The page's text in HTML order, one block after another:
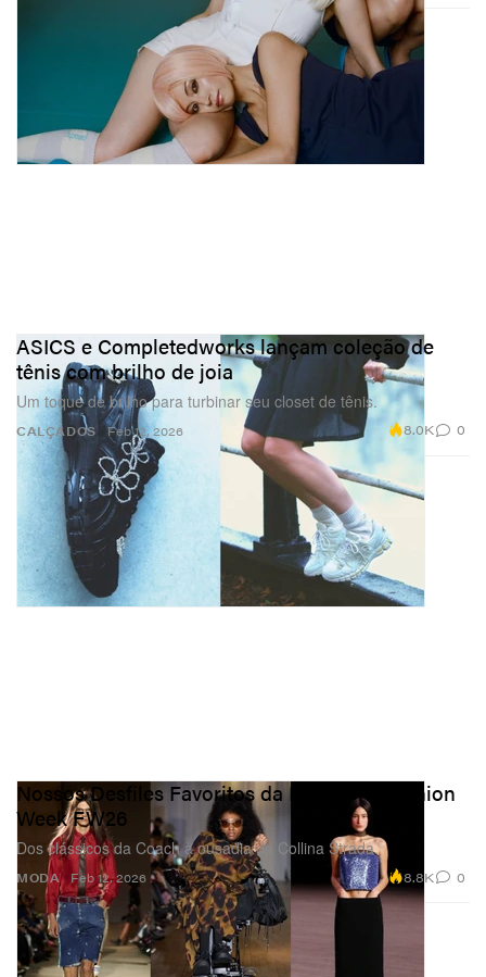
CALÇADOS
ASICS e Completedworks lançam coleção de
tênis com brilho de joia
Um toque de brilho para turbinar seu closet de tênis.
Feb 12, 2026 8.0K 0
MODA
Nossos Desfiles Favoritos da New York Fashion
Week FW26
Dos clássicos da Coach à ousadia da Collina Strada.
Feb 12, 2026 8.8K 0